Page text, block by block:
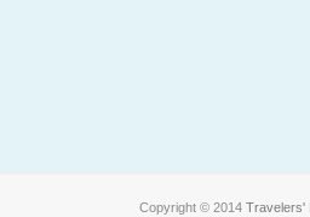
Copyright © 2014Travelers'